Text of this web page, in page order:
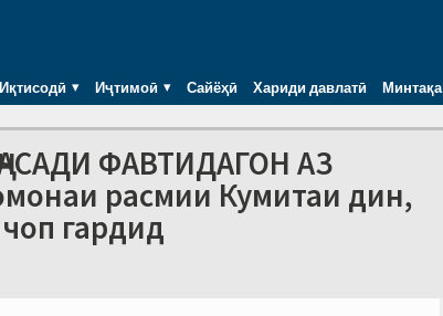
Иқтисодӣ Иҷтимоӣ Сайёҳӣ Хариди давлатӣ
ФАВТИДАГОН АЗ
расмии Кумитаи дин,
гардид